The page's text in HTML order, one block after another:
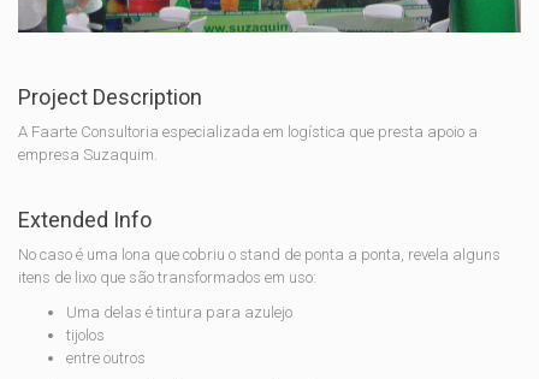
Project Description
A Faarte Consultoria especializada em logística que presta apoio a
empresa Suzaquim.
Extended Info
No caso é uma lona que cobriu o stand de ponta a ponta, revela alguns
itens de lixo que são transformados em uso:
Uma delas é tintura para azulejo
tijolos
entre outros